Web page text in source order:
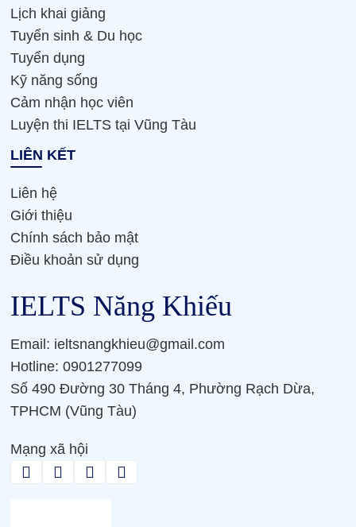
Lịch khai giảng
Tuyển sinh & Du học
Tuyển dụng
Kỹ năng sống
Cảm nhận học viên
Luyện thi IELTS tại Vũng Tàu
LIÊN KẾT
Liên hệ
Giới thiệu
Chính sách bảo mật
Điều khoản sử dụng
IELTS Năng Khiếu
Email: ieltsnangkhieu@gmail.com
Hotline: 0901277099
Số 490 Đường 30 Tháng 4, Phường Rạch Dừa,
TPHCM (Vũng Tàu)
Mạng xã hội